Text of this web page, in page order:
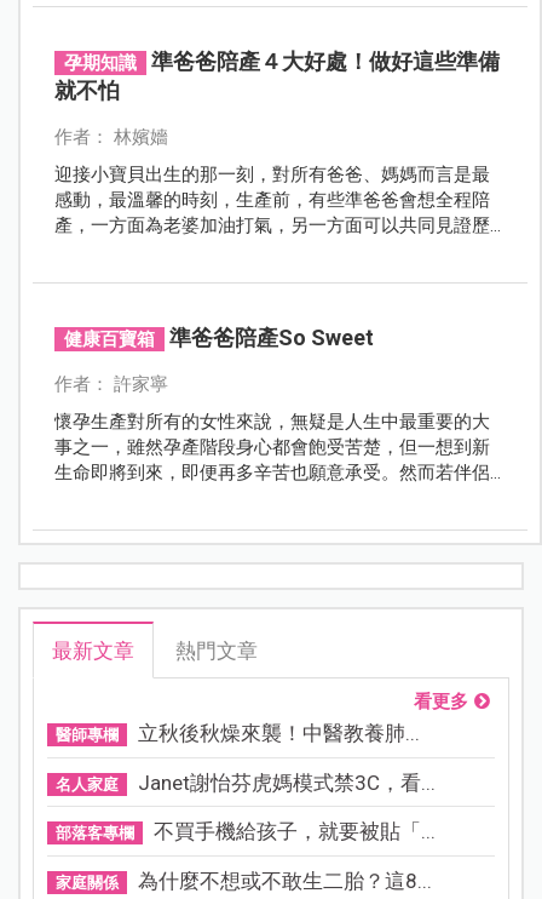
友？我們請專家提供準爸爸陪產必學招式，快帶另一半
來修生產學分！
孕期知識
準爸爸陪產４大好處！做好這些準備
就不怕
作者： 林嬪嬙
迎接小寶貝出生的那一刻，對所有爸爸、媽媽而言是最
感動，最溫馨的時刻，生產前，有些準爸爸會想全程陪
產，一方面為老婆加油打氣，另一方面可以共同見證歷
健康百寶箱
準爸爸陪產So Sweet
作者： 許家寧
懷孕生產對所有的女性來說，無疑是人生中最重要的大
事之一，雖然孕產階段身心都會飽受苦楚，但一想到新
生命即將到來，即便再多辛苦也願意承受。然而若伴侶
最新文章 熱門文章
看更多
醫師專欄 立秋後秋燥來襲！中醫教養肺...
名人家庭 Janet謝怡芬虎媽模式禁3C，看...
部落客專欄 不買手機給孩子，就要被貼「...
家庭關係 為什麼不想或不敢生二胎？這8...